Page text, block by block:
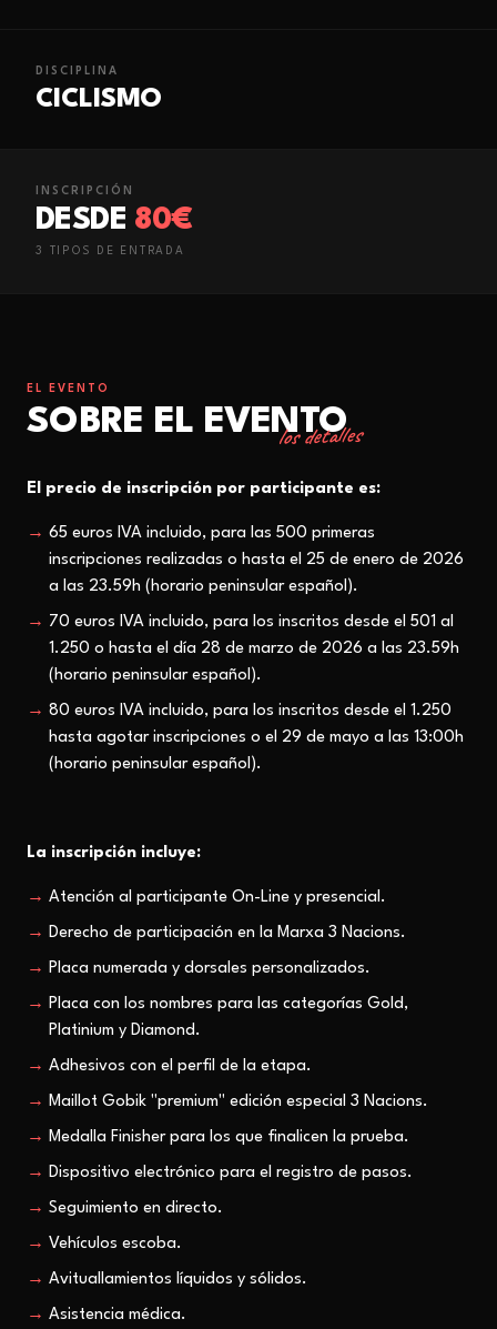
DISCIPLINA
CICLISMO
INSCRIPCIÓN
DESDE 80€
3 TIPO S DE ENTRADA
EL EVENTO
SOBRE EL EVENTO
los detalles
El precio de inscripción por participante es:
65 euros IVA incluido, para las 500 primeras
inscripciones realizadas o hasta el 25 de enero de 2026
a las 23.59h (horario peninsular español).
70 euros IVA incluido, para los inscritos desde el 501 al
1.250 o hasta el día 28 de marzo de 2026 a las 23.59h
(horario peninsular español).
80 euros IVA incluido, para los inscritos desde el 1.250
hasta agotar inscripciones o el 29 de mayo a las 13:00h
(horario peninsular español).
La inscripción incluye:
Atención al participante On-Line y presencial.
Derecho de participación en la Marxa 3 Nacions.
Placa numerada y dorsales personalizados.
Placa con los nombres para las categorías Gold,
Platinium y Diamond.
Adhesivos con el perfil de la etapa.
Maillot Gobik "premium" edición especial 3 Nacions.
Medalla Finisher para los que finalicen la prueba.
Dispositivo electrónico para el registro de pasos.
Seguimiento en directo.
Vehículos escoba.
Avituallamientos líquidos y sólidos.
Asistencia médica.